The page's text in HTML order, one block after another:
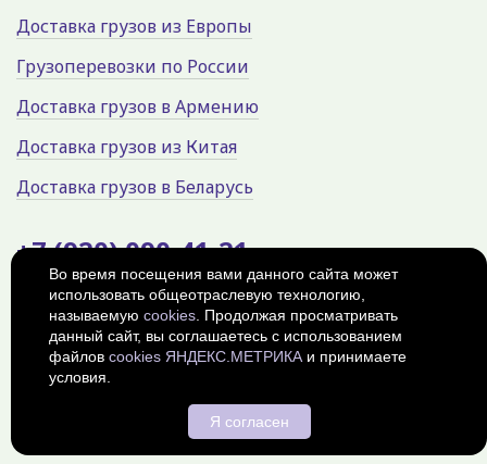
Доставка грузов из Европы
Грузоперевозки по России
Доставка грузов в Армению
Доставка грузов из Китая
Доставка грузов в Беларусь
+7 (920) 090-41-21
Россия, г. Калуга, Параллельная
улица, 11с15
© 2026Политика
конфиденциальности
Во время посещения вами данного сайта может
использовать общеотраслевую технологию,
называемую cookies . Продолжая просматривать
данный сайт, вы соглашаетесь с использованием
файлов cookies ЯНДЕКС.МЕТРИКА и принимаете
условия.
Я согласен